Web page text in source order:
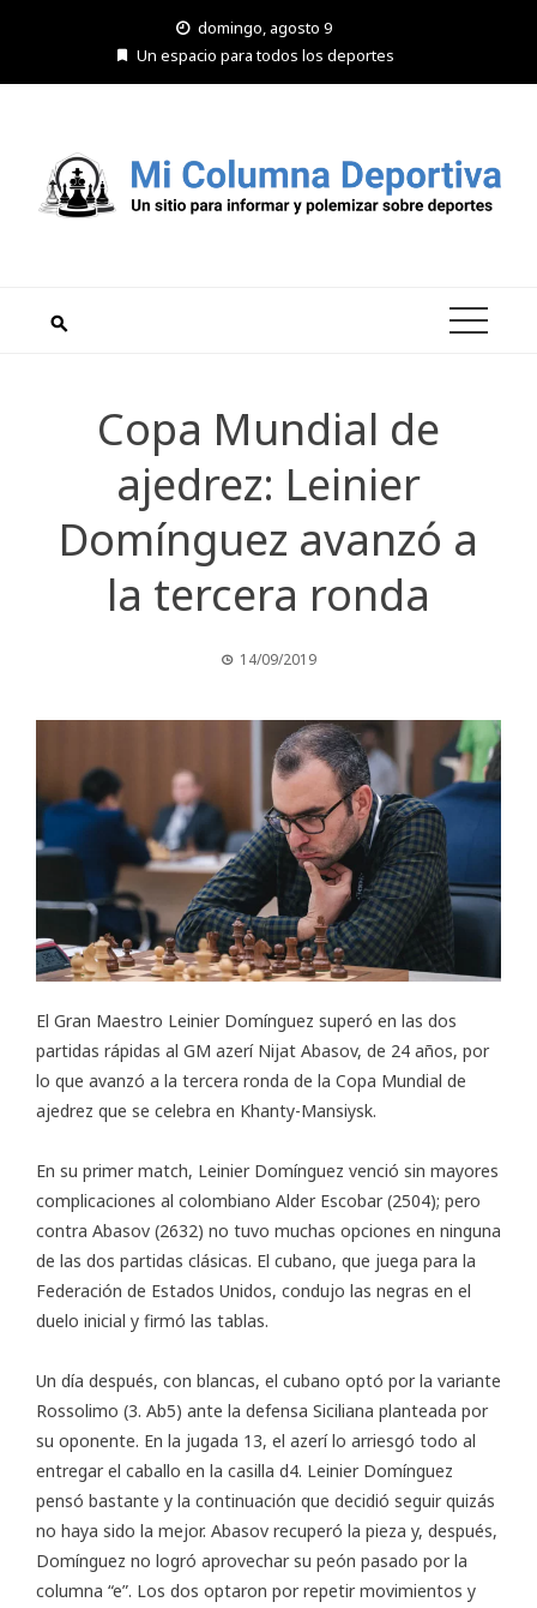
domingo, agosto 9
Un espacio para todos los deportes
Copa Mundial de
ajedrez: Leinier
Domínguez avanzó a
la tercera ronda
14/09/2019
El Gran Maestro Leinier Domínguez superó en las dos
partidas rápidas al GM azerí Nijat Abasov, de 24 años, por
lo que avanzó a la tercera ronda de la Copa Mundial de
ajedrez que se celebra en Khanty-Mansiysk.
En su primer match, Leinier Domínguez venció sin mayores
complicaciones al colombiano Alder Escobar (2504); pero
contra Abasov (2632) no tuvo muchas opciones en ninguna
de las dos partidas clásicas. El cubano, que juega para la
Federación de Estados Unidos, condujo las negras en el
duelo inicial y firmó las tablas.
Un día después, con blancas, el cubano optó por la variante
Rossolimo (3. Ab5) ante la defensa Siciliana planteada por
su oponente. En la jugada 13, el azerí lo arriesgó todo al
entregar el caballo en la casilla d4. Leinier Domínguez
pensó bastante y la continuación que decidió seguir quizás
no haya sido la mejor. Abasov recuperó la pieza y, después,
Domínguez no logró aprovechar su peón pasado por la
columna “e”. Los dos optaron por repetir movimientos y